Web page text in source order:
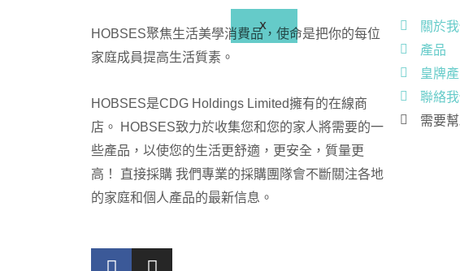
X
HOBSES聚焦生活美學消費品，使命是把你的每位
家庭成員提高生活質素。
HOBSES是CDG Holdings Limited擁有的在線商
店。 HOBSES致力於收集您和您的家人將需要的一
些產品，以使您的生活更舒適，更安全，質量更
高！ 直接採購 我們專業的採購團隊會不斷關注各地
的家庭和個人產品的最新信息。
關於
產品
皇牌
聯絡
需要